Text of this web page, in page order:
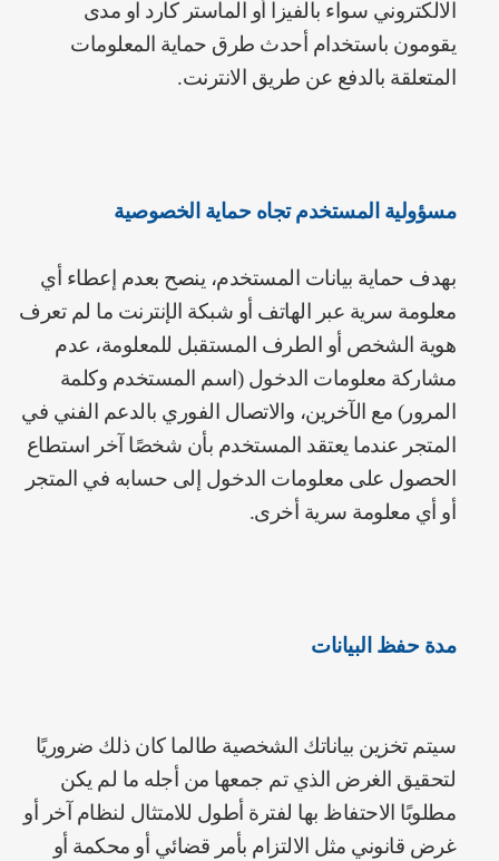
الالكتروني سواء بالفيزا أو الماستر كارد او مدى
يقومون باستخدام أحدث طرق حماية المعلومات
المتعلقة بالدفع عن طريق الانترنت.
مسؤولية المستخدم تجاه حماية الخصوصية
بهدف حماية بيانات المستخدم، ينصح بعدم إعطاء أي
معلومة سرية عبر الهاتف أو شبكة الإنترنت ما لم تعرف
هوية الشخص أو الطرف المستقبل للمعلومة، ‌‌عدم
مشاركة معلومات الدخول (اسم المستخدم وكلمة
المرور) مع الآخرين، ‌والاتصال الفوري بالدعم الفني في
المتجر عندما يعتقد المستخدم بأن شخصًا آخر استطاع
الحصول على معلومات الدخول إلى حسابه في المتجر
أو أي معلومة سرية أخرى.
مدة حفظ البيانات
سيتم تخزين بياناتك الشخصية طالما كان ذلك ضروريًا
لتحقيق الغرض الذي تم جمعها من أجله ما لم يكن
مطلوبًا الاحتفاظ بها لفترة أطول للامتثال لنظام آخر أو
غرض قانوني مثل الالتزام بأمر قضائي أو محكمة أو